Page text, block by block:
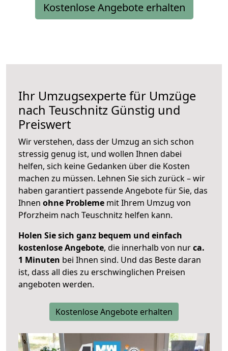
Kostenlose Angebote erhalten
Ihr Umzugsexperte für Umzüge
nach Teuschnitz Günstig und
Preiswert
Wir verstehen, dass der Umzug an sich schon
stressig genug ist, und wollen Ihnen dabei
helfen, sich keine Gedanken über die Kosten
machen zu müssen. Lehnen Sie sich zurück – wir
haben garantiert passende Angebote für Sie, das
Ihnen ohne Probleme mit Ihrem Umzug von
Pforzheim nach Teuschnitz helfen kann.
Holen Sie sich ganz bequem und einfach
kostenlose Angebote, die innerhalb von nurca.
1 Minuten bei Ihnen sind. Und das Beste daran
ist, dass all dies zu erschwinglichen Preisen
angeboten werden.
Kostenlose Angebote erhalten